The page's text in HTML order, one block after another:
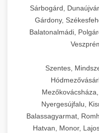
Sárbogárd,
Gárdony,
Balatonalmádi,
Szentes,
Nyergesújfalu,
Balassagyarmat,
Hatvan, Monor,